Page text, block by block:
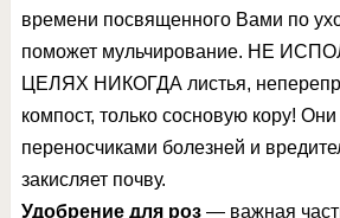
времени посвященного Вами по
поможет мульчирование. НЕ
ЦЕЛЯХ НИКОГДА листья,
компост, только сосновую кору!
переносчиками болезней и
закисляет почву.
Удобрение для роз— важная